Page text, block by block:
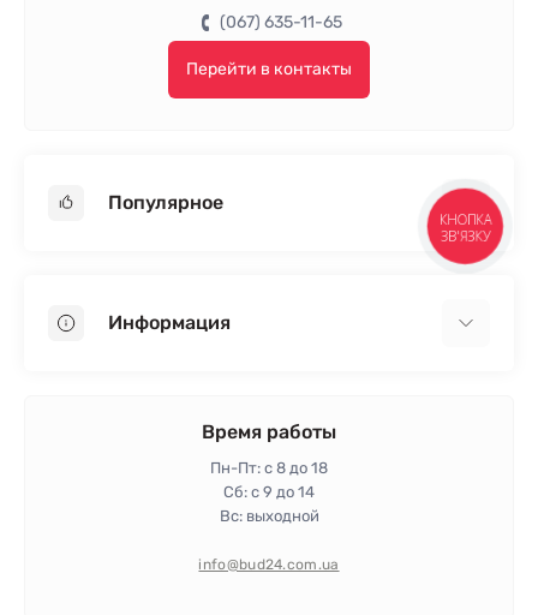
(067) 635-11-65
Перейти в контакты
Популярное
Пенопласт
Информация
Политика конфиденциальности
Время работы
Пн-Пт: с 8 до 18
Сб: с 9 до 14
Вс: выходной
info@bud24.com.ua
КНОПКА
ЗВ'ЯЗКУ